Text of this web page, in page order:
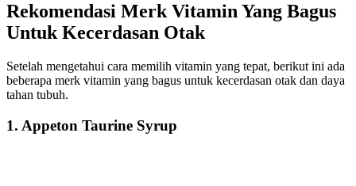
Rekomendasi Merk Vitamin Yang Bagus
Untuk Kecerdasan Otak
Setelah mengetahui cara memilih vitamin yang tepat, berikut ini ada
beberapa merk vitamin yang bagus untuk kecerdasan otak dan daya
tahan tubuh.
1. Appeton Taurine Syrup